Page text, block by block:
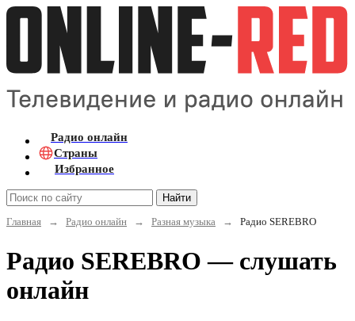
Радио онлайн
Страны
Избранное
Найти
Главная
→ Радио онлайн → Разная музыка → Радио SEREBRO
Радио SEREBRO — слушать
онлайн